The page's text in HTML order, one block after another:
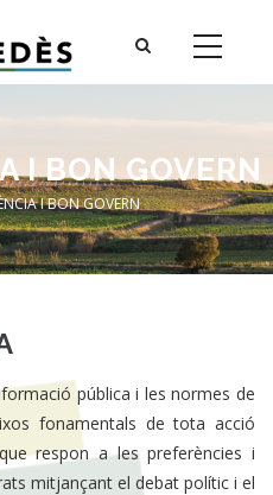
I BON GOVERN
I BON GOVERN
pública i les normes de
fonamentals de tota acció
respon a les preferències i
mitjançant el debat polític i el